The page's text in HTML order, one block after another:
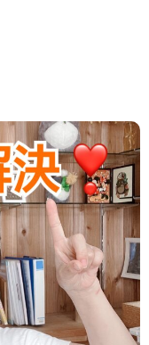
あなた
すか？ 前回お伝
うか？ それが実
んか？...